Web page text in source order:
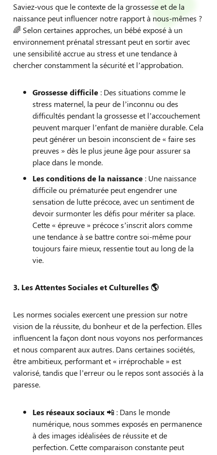
Saviez-vous que le contexte de la grossesse et de la
naissance peut influencer notre rapport à nous-mêmes ?
🌈 Selon certaines approches, un bébé exposé à un
environnement prénatal stressant peut en sortir avec
une sensibilité accrue au stress et une tendance à
chercher constamment la sécurité et l’approbation.
Grossesse difficile : Des situations comme le
stress maternel, la peur de l’inconnu ou des
difficultés pendant la grossesse et l’accouchement
peuvent marquer l’enfant de manière durable. Cela
peut générer un besoin inconscient de « faire ses
preuves » dès le plus jeune âge pour assurer sa
place dans le monde.
Les conditions de la naissance : Une naissance
difficile ou prématurée peut engendrer une
sensation de lutte précoce, avec un sentiment de
devoir surmonter les défis pour mériter sa place.
Cette « épreuve » précoce s’inscrit alors comme
une tendance à se battre contre soi-même pour
toujours faire mieux, ressentie tout au long de la
vie.
3. Les Attentes Sociales et Culturelles 🌎
Les normes sociales exercent une pression sur notre
vision de la réussite, du bonheur et de la perfection. Elles
influencent la façon dont nous voyons nos performances
et nous comparent aux autres. Dans certaines sociétés,
être ambitieux, performant et « irréprochable » est
valorisé, tandis que l’erreur ou le repos sont associés à la
paresse.
Les réseaux sociaux 📲 : Dans le monde
numérique, nous sommes exposés en permanence
à des images idéalisées de réussite et de
perfection. Cette comparaison constante peut